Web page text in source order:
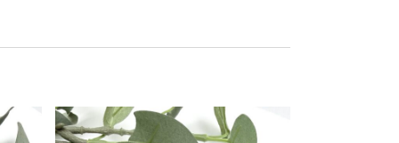
Este producto tiene múltiples variantes. Las opciones se pueden elegir en la página de producto